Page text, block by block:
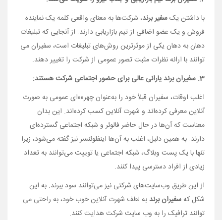
با داشتن یکسفیر برند، شرکت­‌ها به معنای واقعی کلمه یک نماینده
فروش و یک عضو اضافی از تیم بازاریابی دارند. از آن­جایی که تبلیغات
دهان به دهان یکی از موثرترین روش‌­های تبلیغات است، سفیران می­‌
توانند با ارائه نظرات مثبت تصور عمومی از شرکت را تغییر دهند.
3. سفیران برند یارانی عالی برای حضور اجتماعی شرکت هستند:
اغلب اوقات، سفیران قبلاً خود را به‌عنوان چهره‌ه‌ای عمومی به صورت
آنلاین معرفی کرده‌اند و شهرت آنلاین کسب کرده‌اند. این بدان
معناست که آن‌­ها در حال حاضر فالوئر و شبکه اجتماعی گسترده‌­ای
دارند. به همین دلیل، اغلب به آن‌­ها اینفلوئنسر نیز گفته می‌­شود، زیرا
تنها با یک پست وبلاگ، شبکه اجتماعی یا توییت می­‌توانند به تعداد
زیادی از افراد دسترسی پیدا کنند.
از این طریق وب‌سایت‌­های شرکتی نیز می‌­توانند سود ببرند. به این
شکل کهسفیران برند به لطف شهرت آنلاین خوب خود، به راحتی می­‌
توانند ترافیک را به وب سایت شرکت هدایت کنند.